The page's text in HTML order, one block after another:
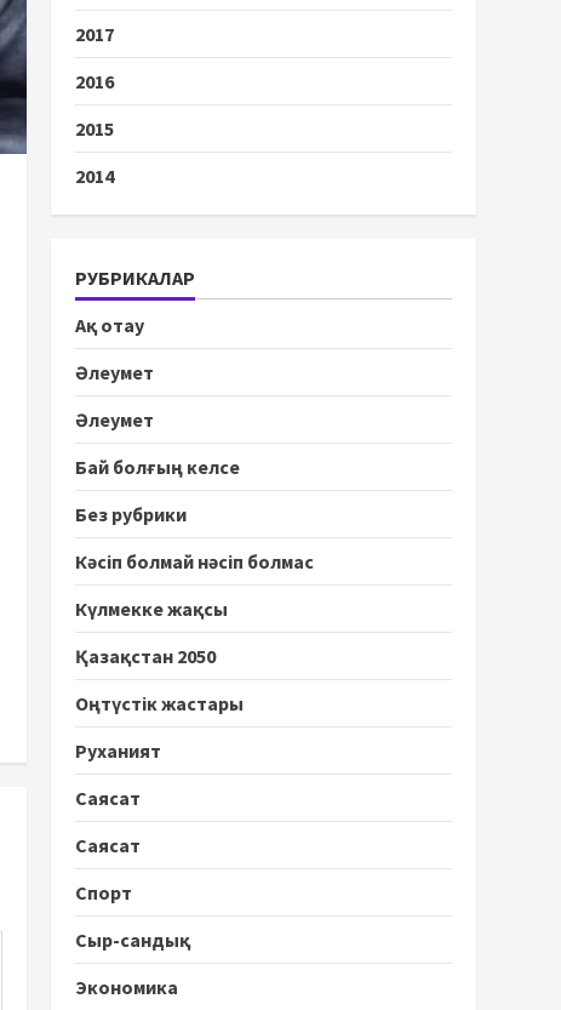
2017
2016
2015
2014
РУБРИКАЛАР
Ақ отау
Әлеумет
Әлеумет
Бай болғың келсе
Без рубрики
Кәсіп болмай нәсіп болмас
Күлмекке жақсы
Қазақстан 2050
Оңтүстік жастары
Руханият
Саясат
Саясат
Спорт
Сыр-сандық
Экономика